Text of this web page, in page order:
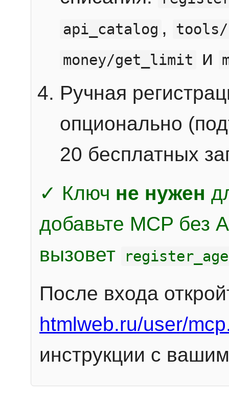
api_catalog ,
money/get_limit
и
Ручная
опционально
20 бесплатных
✓ Ключ не нужен
добавьте MCP без
вызовет
После входа
htmlweb.ru/user/
инструкции с